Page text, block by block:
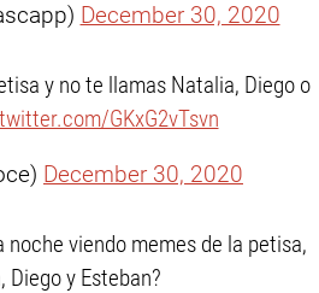
December 30, 2020
y no te llamas Natalia, Diego o
GKxG2vTsvn
December 30, 2020
viendo memes de la petisa,
Diego y Esteban?